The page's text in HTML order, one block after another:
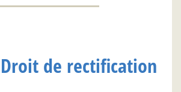
Droit de rectification